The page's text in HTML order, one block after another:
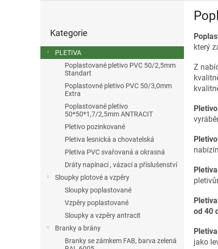
r
a
kategorie
Kategorie
PLETIVA
Poplastované pletivo PVC 50/2,5mm
Standart
Poplastovné pletivo PVC 50/3,0mm
Extra
Poplastované pletivo
50*50*1,7/2,5mm ANTRACIT
Pletivo pozinkované
Pletiva lesnická a chovatelská
Pletiva PVC svařovaná a okrasná
Dráty napínací , vázací a příslušenství
Sloupky plotové a vzpěry
Sloupky poplastované
Vzpěry poplastované
Sloupky a vzpěry antracit
Branky a brány
Branky se zámkem FAB, barva zelená
který
Z
od 40
jako